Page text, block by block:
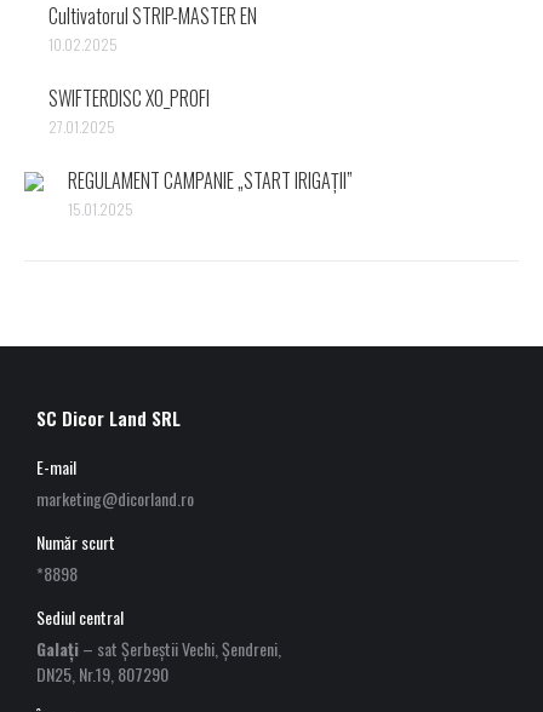
Cultivatorul STRIP-MASTER EN
10.02.2025
SWIFTERDISC XO_PROFI
27.01.2025
REGULAMENT CAMPANIE „START IRIGAȚII”
15.01.2025
SC Dicor Land SRL
E-mail
marketing@dicorland.ro
Număr scurt
*8898
Sediul central
Galați– sat Șerbeștii Vechi, Șendreni,
DN25, Nr.19, 807290